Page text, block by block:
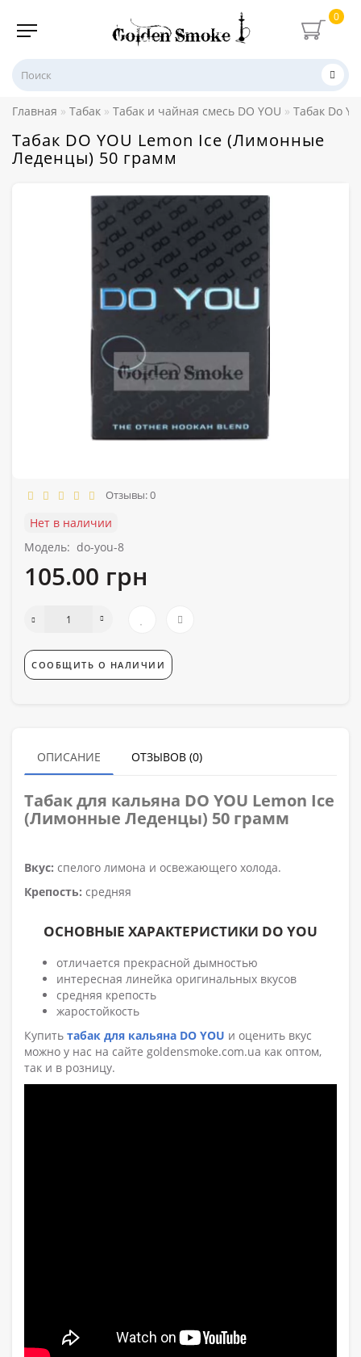
0
Главная Табак Табак и чайная смесь DO YOU Табак Do
Табак DO YOU Lemon Ice (Лимонные
Леденцы) 50 грамм
Отзывы: 0
Нет в наличии
Модель: do-you-8
105.00 грн
СООБЩИТЬ О НАЛИЧИИ
ОПИСАНИЕ ОТЗЫВОВ (0)
Табак для кальяна DO YOU Lemon Ice
(Лимонные Леденцы) 50 грамм
Вкус: спелого лимона и освежающего холода.
Крепость: средняя
ОСНОВНЫЕ ХАРАКТЕРИСТИКИ DO YOU
отличается прекрасной дымностью
интересная линейка оригинальных вкусов
средняя крепость
жаростойкость
Купить табак для кальяна DO YOU и оценить вкус
можно у нас на сайте goldensmoke.com.ua как оптом,
так и в розницу.